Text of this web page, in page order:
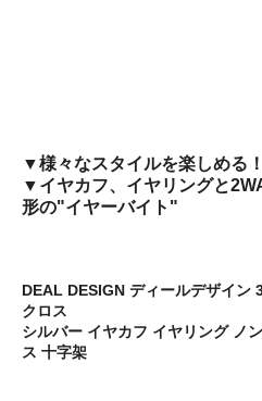
▼様々なスタイルを楽しめる！
▼イヤカフ、イヤリングと
形の"イヤーバイト"
DEAL DESIGN ディールデザイン
クロス
シルバー イヤカフ イヤリング ノ
ス 十字架